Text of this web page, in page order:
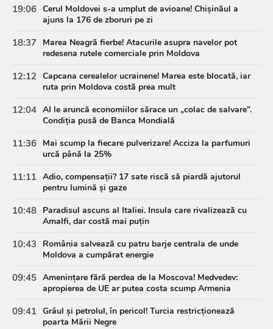
19:06 Cerul Moldovei s-a umplut de avioane! Chișinăul a
ajuns la 176 de zboruri pe zi
18:37 Marea Neagră fierbe! Atacurile asupra navelor pot
redesena rutele comerciale prin Moldova
12:12 Capcana cerealelor ucrainene! Marea este blocată, iar
ruta prin Moldova costă prea mult
12:04 AI le aruncă economiilor sărace un „colac de salvare”.
Condiția pusă de Banca Mondială
11:36 Mai scump la fiecare pulverizare! Acciza la parfumuri
urcă până la 25%
11:11 Adio, compensații? 17 sate riscă să piardă ajutorul
pentru lumină și gaze
10:48 Paradisul ascuns al Italiei. Insula care rivalizează cu
Amalfi, dar costă mai puțin
10:43
România salvează cu patru barje centrala de unde
Moldova a cumpărat energie
09:45 Amenințare fără perdea de la Moscova! Medvedev:
apropierea de UE ar putea costa scump Armenia
09:41 Grâul și petrolul, în pericol! Turcia restricționează
poarta Mării Negre